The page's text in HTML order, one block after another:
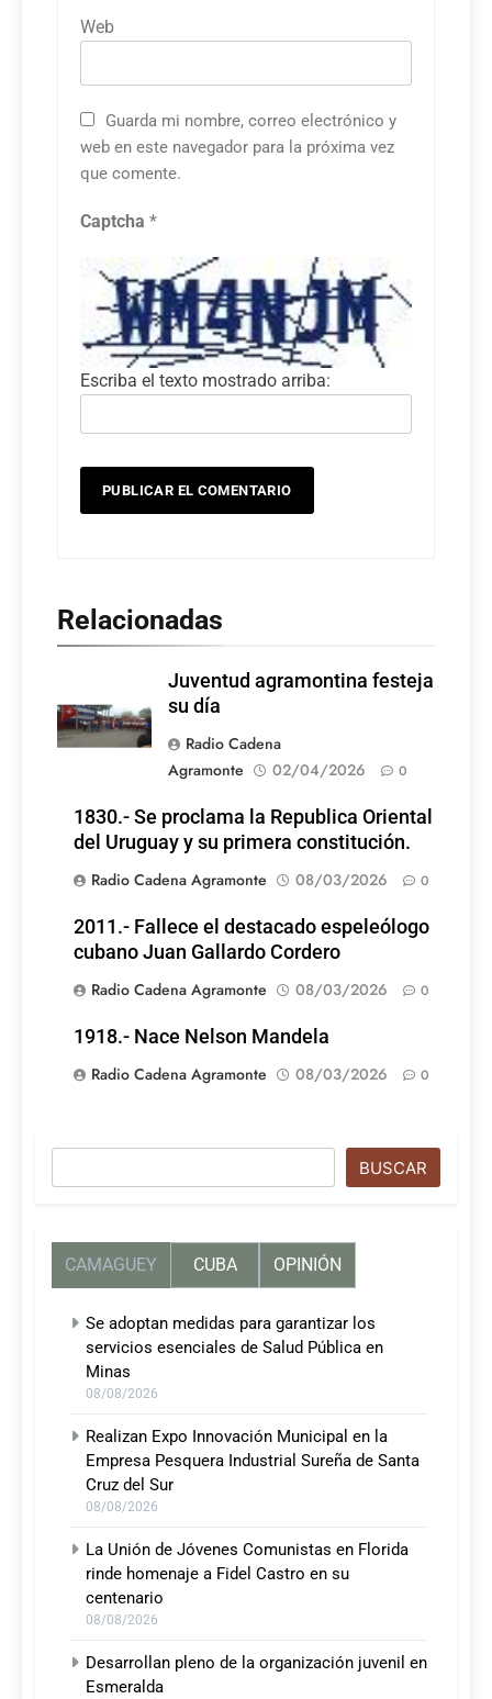
Web
Guarda mi nombre, correo electrónico y
web en este navegador para la próxima vez
que comente.
Captcha *
Escriba el texto mostrado arriba:
Relacionadas
Juventud agramontina festeja
su día
Radio Cadena
Agramonte
02/04/2026 0
1830.- Se proclama la Republica Oriental
del Uruguay y su primera constitución.
Radio Cadena Agramonte
08/03/2026 0
2011.- Fallece el destacado espeleólogo
cubano Juan Gallardo Cordero
Radio Cadena Agramonte
08/03/2026 0
1918.- Nace Nelson Mandela
Radio Cadena Agramonte
08/03/2026 0
BUSCAR
CAMAGUEY CUBA OPINIÓN
Se adoptan medidas para garantizar los
servicios esenciales de Salud Pública en
Minas
08/08/2026
Realizan Expo Innovación Municipal en la
Empresa Pesquera Industrial Sureña de Santa
Cruz del Sur
08/08/2026
La Unión de Jóvenes Comunistas en Florida
rinde homenaje a Fidel Castro en su
centenario
08/08/2026
Desarrollan pleno de la organización juvenil en
Esmeralda